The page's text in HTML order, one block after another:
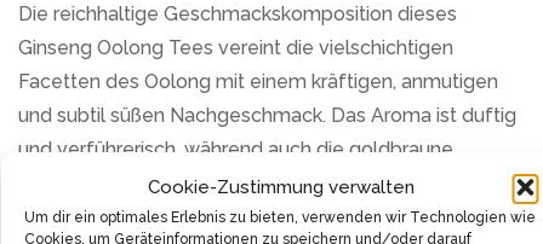
Cookie-Zustimmung verwalten
Um dir ein optimales Erlebnis zu bieten, verwenden wir Technologien wie
Cookies, um Geräteinformationen zu speichern und/oder darauf
Die reichhaltige Geschmackskomposition dieses
Ginseng Oolong Tees vereint die vielschichtigen
Facetten des Oolong mit einem kräftigen, anmutigen
und subtil süßen Nachgeschmack. Das Aroma ist duftig
und verführerisch, während auch die goldbraune
Färbung den visuellen Genuss abrundet.